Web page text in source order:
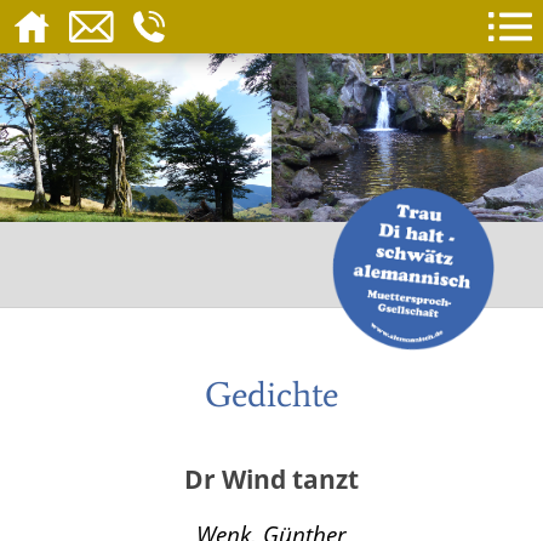
Gedichte
Dr Wind tanzt
Wenk, Günther